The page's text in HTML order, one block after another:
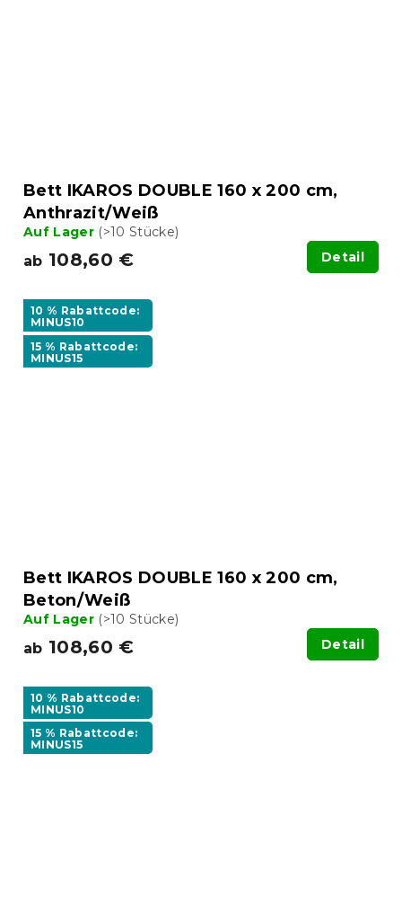
Bett IKAROS DOUBLE 160 x 200 cm,
Anthrazit/Weiß
Auf Lager (>10 Stücke)
ab 108,60 € Detail
10 % Rabattcode:
MINUS10
15 % Rabattcode:
MINUS15
Bett IKAROS DOUBLE 160 x 200 cm,
Beton/Weiß
Auf Lager (>10 Stücke)
ab 108,60 € Detail
10 % Rabattcode:
MINUS10
15 % Rabattcode:
MINUS15